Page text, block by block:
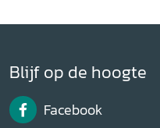
Blijf op de hoogte
Facebook